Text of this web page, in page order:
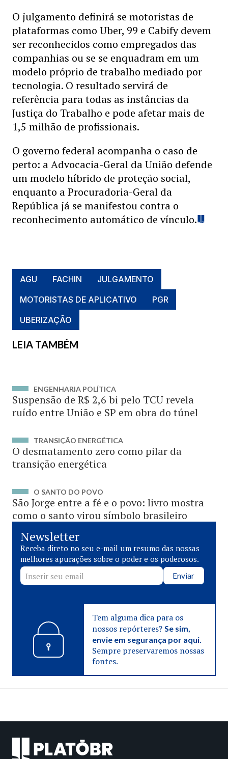
O julgamento definirá se motoristas de
plataformas como Uber, 99 e Cabify devem
ser reconhecidos como empregados das
companhias ou se se enquadram em um
modelo próprio de trabalho mediado por
tecnologia. O resultado servirá de
referência para todas as instâncias da
Justiça do Trabalho e pode afetar mais de
1,5 milhão de profissionais.
O governo federal acompanha o caso de
perto: a Advocacia-Geral da União defende
um modelo híbrido de proteção social,
enquanto a Procuradoria-Geral da
República já se manifestou contra o
reconhecimento automático de vínculo.
AGU FACHIN
JULGAMENTO
MOTORISTAS DE APLICATIVO
PGR
UBERIZAÇÃO
LEIA TAMBÉM
ENGENHARIA POLÍTICA
Suspensão de R$ 2,6 bi pelo TCU revela
ruído entre União e SP em obra do túnel
TRANSIÇÃO ENERGÉTICA
O desmatamento zero como pilar da
transição energética
O SANTO DO POVO
São Jorge entre a fé e o povo: livro mostra
como o santo virou símbolo brasileiro
Newsletter
Receba direto no seu e-mail um resumo das nossas
melhores apurações sobre o poder e os poderosos.
Enviar
Tem alguma dica para os
nossos repórteres? Se sim,
envie em segurança por aqui.
Sempre preservaremos nossas
fontes.